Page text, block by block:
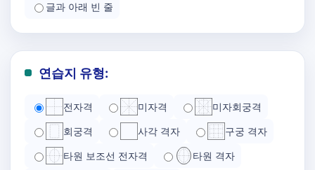
글과 아래 빈 줄
연습지 유형:
전자격 미자격 미자회궁격
회궁격 사각 격자 구궁 격자
타원 보조선 전자격 타원 격자